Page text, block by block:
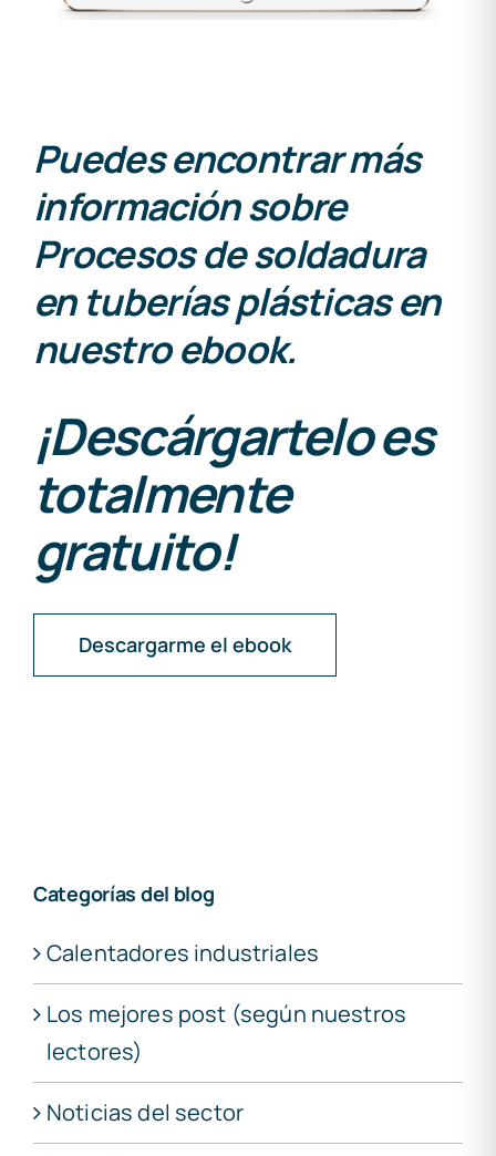
Puedes encontrar más
información sobre
Procesos de soldadura
en tuberías plásticas en
nuestro ebook.
¡Descárgartelo es
totalmente
gratuito!
Descargarme el ebook
Categorías del blog
Calentadores industriales
Los mejores post (según nuestros
lectores)
Noticias del sector